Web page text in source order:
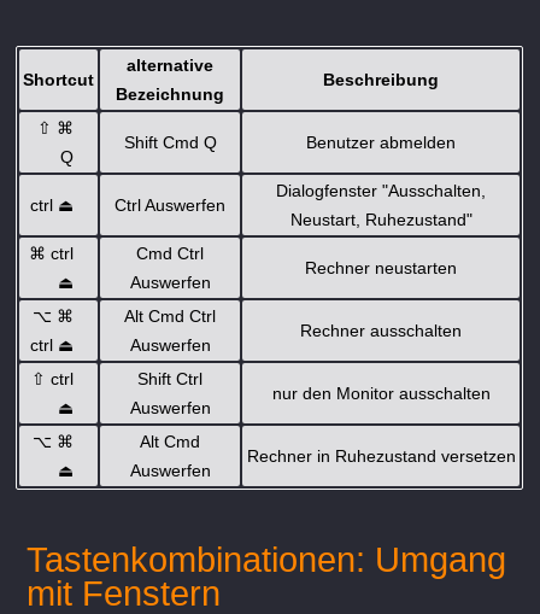
Shortcut
alternative
Bezeichnung
Beschreibung
⇧ ⌘
Q
Shift Cmd Q Benutzer abmelden
ctrl ⏏ Ctrl Auswerfen
Dialogfenster "Ausschalten,
Neustart, Ruhezustand"
⌘ ctrl
⏏
Cmd Ctrl
Auswerfen
Rechner neustarten
⌥ ⌘
ctrl ⏏
Alt Cmd Ctrl
Auswerfen
Rechner ausschalten
⇧ ctrl
⏏
Shift Ctrl
Auswerfen
nur den Monitor ausschalten
⌥ ⌘
⏏
Alt Cmd
Auswerfen
Rechner in Ruhezustand versetzen
Tastenkombinationen: Umgang
mit Fenstern